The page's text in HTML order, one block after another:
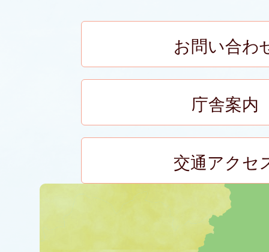
お問い合わ
庁舎案内
交通アクセ